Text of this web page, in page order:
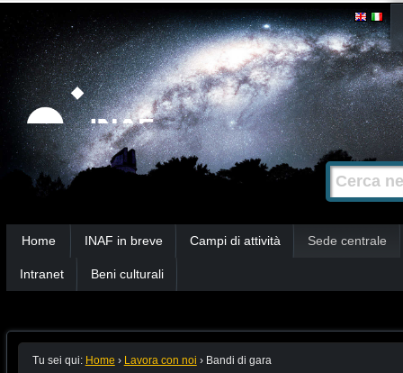
Strumenti
personali
Salta
contenuti.
|
Salta
alla
navigazione
Cerca nel
Ricerca
avanzata…
Home INAF in breve Campi di attività Sede centrale
Intranet Beni culturali
Tu sei qui: Home › Lavora con noi › Bandi di gara